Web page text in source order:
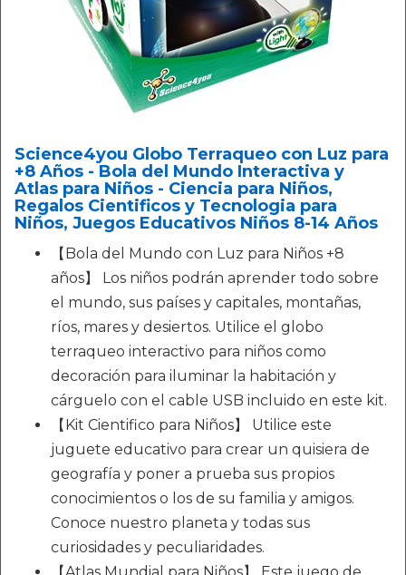
Science4you Globo Terraqueo con Luz para
+8 Años - Bola del Mundo Interactiva y
Atlas para Niños - Ciencia para Niños,
Regalos Cientificos y Tecnologia para
Niños, Juegos Educativos Niños 8-14 Años
【Bola del Mundo con Luz para Niños +8
años】 Los niños podrán aprender todo sobre
el mundo, sus países y capitales, montañas,
ríos, mares y desiertos. Utilice el globo
terraqueo interactivo para niños como
decoración para iluminar la habitación y
cárguelo con el cable USB incluido en este kit.
【Kit Cientifico para Niños】 Utilice este
juguete educativo para crear un quisiera de
geografía y poner a prueba sus propios
conocimientos o los de su familia y amigos.
Conoce nuestro planeta y todas sus
curiosidades y peculiaridades.
【Atlas Mundial para Niños】 Este juego de